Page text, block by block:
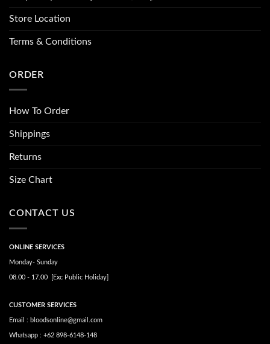
Store Location
Terms & Conditions
ORDER
How To Order
Shippings
Returns
Size Chart
CONTACT US
ONLINE SERVICES
Monday- Sunday
08.00 - 17.00 [Exc Public Holiday]
CUSTOMER SERVICES
Email : bloodsonline@gmail.com
Whatsapp : +62 898-6148-148